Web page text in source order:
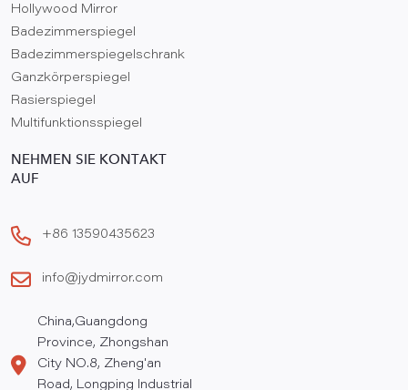
Hollywood Mirror
Badezimmerspiegel
Badezimmerspiegelschrank
Ganzkörperspiegel
Rasierspiegel
Multifunktionsspiegel
NEHMEN SIE KONTAKT
AUF
+86 13590435623
info@jydmirror.com
China,Guangdong
Province, Zhongshan
City NO.8, Zheng'an
Road, Longping Industrial